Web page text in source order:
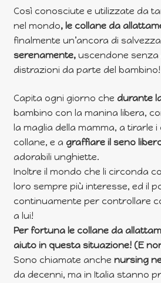
Così conosciute e utilizzate da
nel mondo, le collane da
finalmente un’ancora di
serenamente,uscendone senza
distrazioni da parte del bambino!
Capita ogni giorno che durante
bambino con la manina libera,
la maglia della mamma, a tirarle i
collane, e a graffiare il seno
adorabili unghiette.
Inoltre il mondo che li circonda
loro sempre più interesse, ed il
continuamente per controllare
a lui!
Per fortuna le collane da
aiuto in questa situazione! (E
Sono chiamate anche nursing
da decenni, ma in Italia stanno